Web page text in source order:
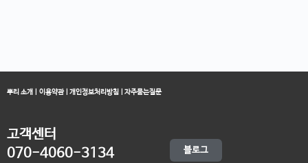
뿌리 소개 이용약관 개인정보처리방침 자주묻는질문
고객센터
070-4060-3134
블로그